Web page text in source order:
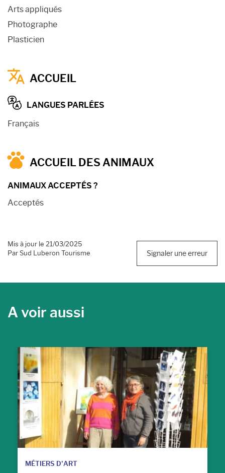
Arts appliqués
Photographe
Plasticien
ACCUEIL
LANGUES PARLÉES
Français
ACCUEIL DES ANIMAUX
ANIMAUX ACCEPTÉS ?
Acceptés
Mis à jour le 21/03/2025
Par Sud Luberon Tourisme
Signaler une erreur
A voir aussi
MÉTIERS D’ART